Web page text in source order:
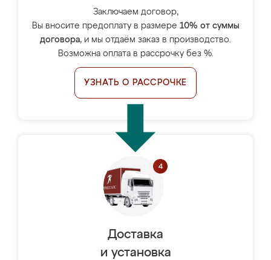
Заключаем договор,
Вы вносите предоплату в размере 10% от суммы
договора, и мы отдаём заказ в производство.
Возможна оплата в рассрочку без %.
УЗНАТЬ О РАССРОЧКЕ
Доставка
и установка